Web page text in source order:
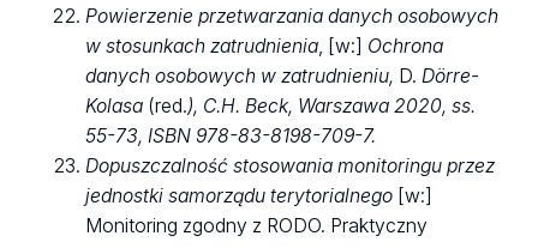
Powierzenie przetwarzania danych osobowych
w stosunkach zatrudnienia, [w:] Ochrona
danych osobowych w zatrudnieniu, D.Dörre-
Kolasa (red.), C.H. Beck, Warszawa 2020, ss.
55-73, ISBN 978-83-8198-709-7.
Dopuszczalność stosowania monitoringu przez
jednostki samorządu terytorialnego [w:]
Monitoring zgodny z RODO. Praktyczny